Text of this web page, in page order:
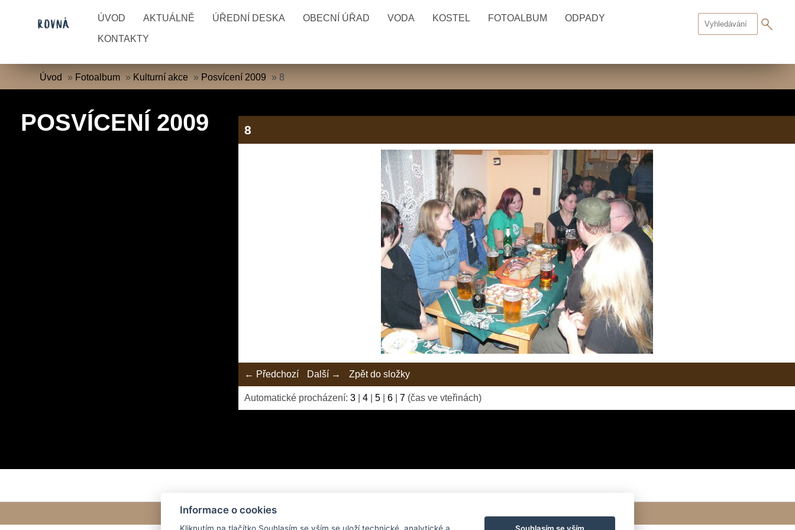
ÚVOD AKTUÁLNĚ ÚŘEDNÍ DESKA OBECNÍ ÚŘAD VODA KOSTEL FOTOALBUM ODPADY
KONTAKTY
Úvod » Fotoalbum » Kulturní akce » Posvícení 2009 »8
POSVÍCENÍ 2009 8
← Předchozí Další → Zpět do složky
Automatické procházení:3 |4 |5 |6 |7 (čas ve vteřinách)
Informace o cookies